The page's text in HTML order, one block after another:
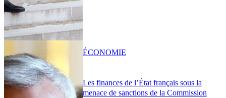
Les finances de l’État français sous la
menace de sanctions de la Commission
ÉCONOMIE